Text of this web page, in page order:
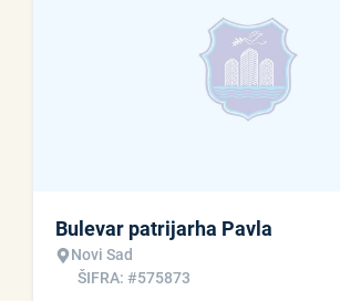
Bulevar patrijarha Pavla
Novi Sad
ŠIFRA: #575873